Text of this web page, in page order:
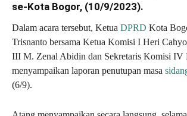
se-Kota Bogor, (10/9/2023).
Dalam acara tersebut, Ketua DPRD Kota
Trisnanto bersama Ketua Komisi I Heri
III M. Zenal Abidin dan Sekretaris Komisi IV
menyampaikan laporan penutupan masa
(6/9).